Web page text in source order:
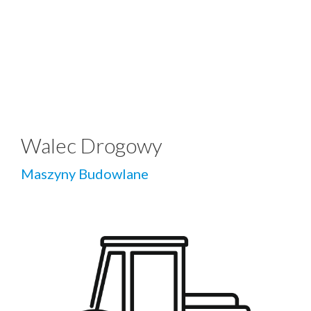
Walec Drogowy
Maszyny Budowlane